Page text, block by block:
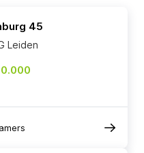
45
Leiden